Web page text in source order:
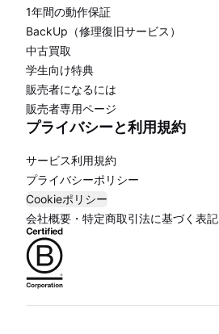
1年間の動作保証
BackUp（修理復旧サービス）
中古買取
学生向け特典
販売者になるには
販売者専用ページ
プライバシーと利用規約
サービス利用規約
プライバシーポリシー
Cookieポリシー
会社概要・特定商取引法に基づく表記